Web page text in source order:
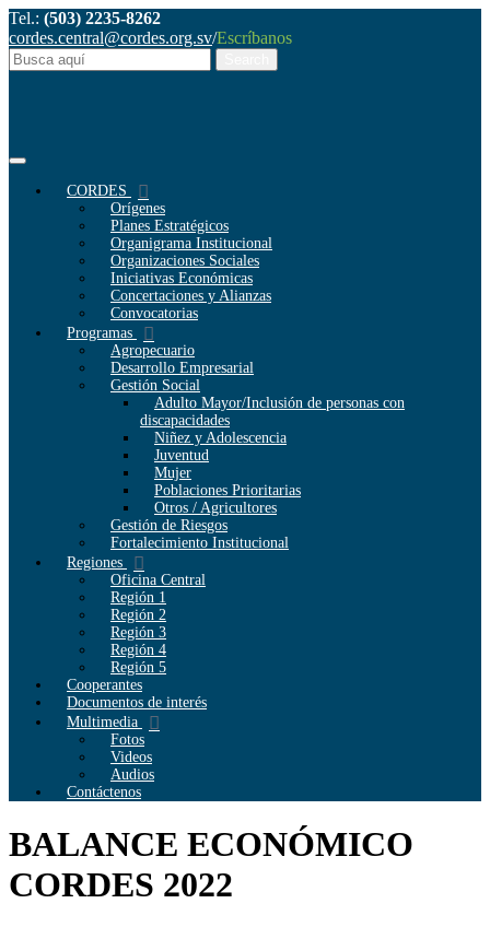
Tel.: (503) 2235-8262
cordes.central@cordes.org.sv/Escríbanos
CORDES
Orígenes
Planes Estratégicos
Organigrama Institucional
Organizaciones Sociales
Iniciativas Económicas
Concertaciones y Alianzas
Convocatorias
Programas
Agropecuario
Desarrollo Empresarial
Gestión Social
Adulto Mayor/Inclusión de personas con
discapacidades
Niñez y Adolescencia
Juventud
Mujer
Poblaciones Prioritarias
Otros / Agricultores
Gestión de Riesgos
Fortalecimiento Institucional
Regiones
Oficina Central
Región 1
Región 2
Región 3
Región 4
Región 5
Cooperantes
Documentos de interés
Multimedia
Fotos
Videos
Audios
Contáctenos
BALANCE ECONÓMICO
CORDES 2022